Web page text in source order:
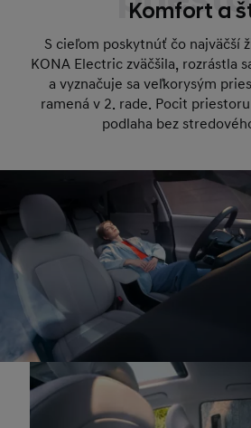
Komfort a
S cieľom poskytnúť čo najväčší
KONA Electric zväčšila, rozrástla
a vyznačuje sa veľkorysým
ramená v 2. rade. Pocit
podlaha bez